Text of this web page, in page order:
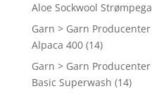
Aloe Sockwool
Garn > Garn
Alpaca 400 (14)
Garn > Garn
Basic Superwash (14)